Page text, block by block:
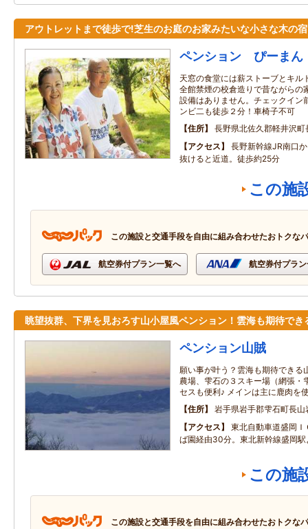
アウトレットまで徒歩で!芝生のお庭のお家みたいな小さな木の
ペンション ぴーまん
天窓の食堂には薪ストーブとキル
全館禁煙の校倉造りで昔ながらの
設備はありません。チェックイン
ンビ二も徒歩２分！車椅子不可
住所
長野県北佐久郡軽井沢
アクセス
長野新幹線JR南口
抜けると近道。徒歩約25分
この施
この施設と交通手段を自由に組み合わせたおトクな
航空券付プラン一覧へ 航空券付プラ
眺望抜群、下界を見おろす山小屋風ペンション！雲海も期待でき
ペンション山賊
願い事が叶う？雲海も期待できる
農場、雫石の３スキー場（網張・
セスも便利♪ メインは主に鹿肉を
住所
岩手県岩手郡雫石町長
アクセス
東北自動車道盛岡
ば園経由30分。東北新幹線盛岡
この施
この施設と交通手段を自由に組み合わせたおトクな